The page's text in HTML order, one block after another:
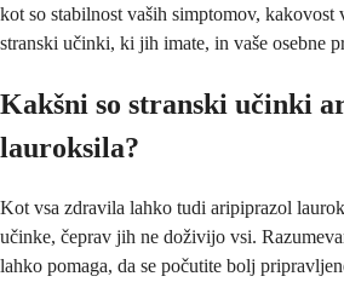
kot so stabilnost vaših simptomov, kakovost
stranski učinki, ki jih imate, in vaše osebne
Kakšni so stranski učinki
lauroksila?
Kot vsa zdravila lahko tudi aripiprazol
učinke, čeprav jih ne doživijo vsi.
lahko pomaga, da se počutite bolj